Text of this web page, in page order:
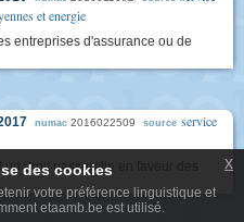
et energie
entreprises d'assurance ou de
numac 2016022509 source service
droit passerelle en faveur des
des cookies
votre préférence linguistique et
etaamb.be est utilisé.
x